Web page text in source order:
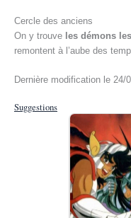
Cercle des anciens
On y trouve les démons
remontent à l’aube des
Dernière modification le 24/
Suggestions